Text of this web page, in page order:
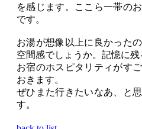
を感じます。ここら一帯の
です。
お湯が想像以上に良かった
空間感でしょうか。記憶に残
お宿のホスピタリティがす
おきます。
ぜひまた行きたいなあ、と
す。